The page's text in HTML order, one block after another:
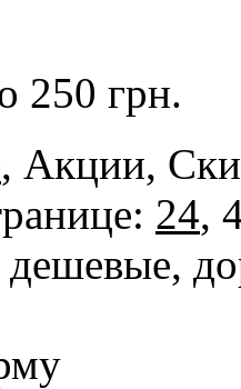
250 грн.
, Акции,
24,
дешевые,